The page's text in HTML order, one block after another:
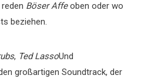
Böser Affeoben oder wo
beziehen.
, Ted LassoUnd
großartigen Soundtrack, der